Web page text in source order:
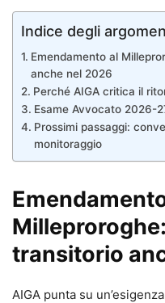
Indice degli
Emendamento al
anche nel 2026
Perché AIGA critica il
Esame Avvocato 2026-
Prossimi passaggi:
monitoraggio
transitorio
AIGA punta su